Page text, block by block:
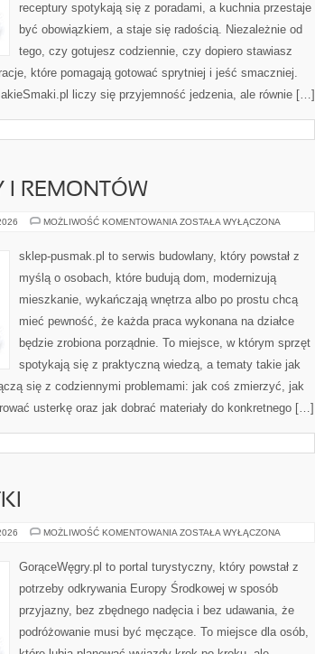
receptury spotykają się z poradami, a kuchnia przestaje
być obowiązkiem, a staje się radością. Niezależnie od
tego, czy gotujesz codziennie, czy dopiero stawiasz
które pomagają gotować sprytniej i jeść smaczniej.
liczy się przyjemność jedzenia, ale równie […]
I REMONTÓW
MOŻLIWOŚĆ KOMENTOWANIA KOSZTY
REMONTÓW
ZOSTAŁA WYŁĄCZONA
sklep-pusmak.pl to serwis budowlany, który powstał z
myślą o osobach, które budują dom, modernizują
mieszkanie, wykańczają wnętrza albo po prostu chcą
mieć pewność, że każda praca wykonana na działce
będzie zrobiona porządnie. To miejsce, w którym sprzęt
spotykają się z praktyczną wiedzą, a tematy takie jak
się z codziennymi problemami: jak coś zmierzyć, jak
usterkę oraz jak dobrać materiały do konkretnego […]
MOŻLIWOŚĆ KOMENTOWANIA HISTORIA
ZOSTAŁA WYŁĄCZONA
GorąceWęgry.pl to portal turystyczny, który powstał z
potrzeby odkrywania Europy Środkowej w sposób
przyjazny, bez zbędnego nadęcia i bez udawania, że
podróżowanie musi być męczące. To miejsce dla osób,